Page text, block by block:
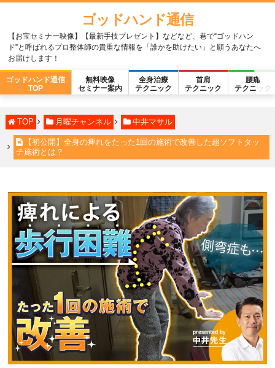
ゴッドハンド通信
【お宝セミナー映像】【最新手技プレゼント】などなど、巷で“ゴッドハン
ド”と呼ばれるプロ整体師の貴重な情報を「誰かを助けたい」と願うあなたへ
お届けします！
ゴッドハンド通信
TOP
無料映像
セミナー案内
全身治療
テクニック
首肩
テクニック
腰痛
テクニック
TOP 月曜チャンネル 中井マサル
【初公開】全身の痺れをたった1回の施術で改善した超ソフトタッ
チ施術とは？